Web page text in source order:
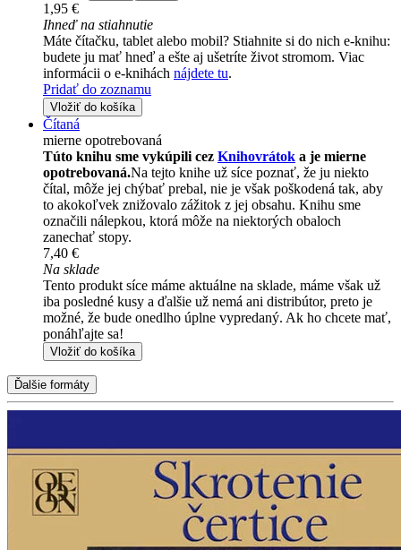
1,95 €
Ihneď na stiahnutie
Máte čítačku, tablet alebo mobil? Stiahnite si do nich e-knihu:
budete ju mať hneď a ešte aj ušetríte život stromom. Viac
informácii o e-knihách nájdete tu.
Pridať do zoznamu
Vložiť do košíka
Čítaná
mierne opotrebovaná
Túto knihu sme vykúpili cez Knihovrátok a je mierne
opotrebovaná.Na tejto knihe už síce poznať, že ju niekto
čítal, môže jej chýbať prebal, nie je však poškodená tak, aby
to akokoľvek znižovalo zážitok z jej obsahu. Knihu sme
označili nálepkou, ktorá môže na niektorých obaloch
zanechať stopy.
7,40 €
Na sklade
Tento produkt síce máme aktuálne na sklade, máme však už
iba posledné kusy a ďalšie už nemá ani distribútor, preto je
možné, že bude onedlho úplne vypredaný. Ak ho chcete mať,
ponáhľajte sa!
Vložiť do košíka
Ďalšie formáty